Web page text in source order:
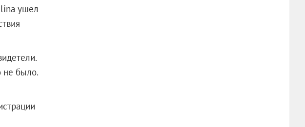
ушел
не было.